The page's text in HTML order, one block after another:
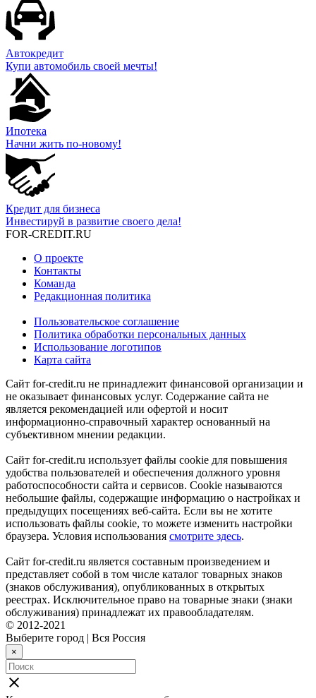
Автокредит
Купи автомобиль своей мечты!
Ипотека
Начни жить по-новому!
Кредит для бизнеса
Инвестируй в развитие своего дела!
FOR-CREDIT.RU
О проекте
Контакты
Команда
Редакционная политика
Пользовательское соглашение
Политика обработки персональных данных
Использование логотипов
Карта сайта
Сайт for-credit.ru не принадлежит финансовой организации и
не оказывает финансовых услуг. Содержание сайта не
является рекомендацией или офертой и носит
информационно-справочный характер основанный на
субъективном мнении редакции.
Сайт for-credit.ru использует файлы cookie для повышения
удобства пользователей и обеспечения должного уровня
работоспособности сайта и сервисов. Cookie называются
небольшие файлы, содержащие информацию о настройках и
предыдущих посещениях веб-сайта. Если вы не хотите
использовать файлы cookie, то можете изменить настройки
браузера. Условия использования смотрите здесь.
Сайт for-credit.ru является составным произведением и
представляет собой в том числе каталог товарных знаков
(знаков обслуживания), опубликованных в открытых
реестрах. Исключительное право на товарные знаки (знаки
обслуживания) принадлежат их правообладателям.
© 2012-2021
Выберите город | Вся Россия
×
close